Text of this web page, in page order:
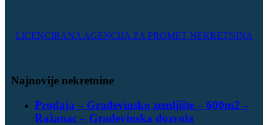
LICENCIRANA AGENCIJA ZA PROMET NEKRETNINA
Najnovije nekretnine
Prodaja – Građevinsko zemljište – 600m2 –
Ražanac – Građevinska dozvola